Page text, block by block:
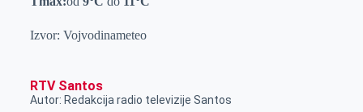
Izvor: Vojvodinameteo
RTV Santos
Autor: Redakcija radio televizije Santos